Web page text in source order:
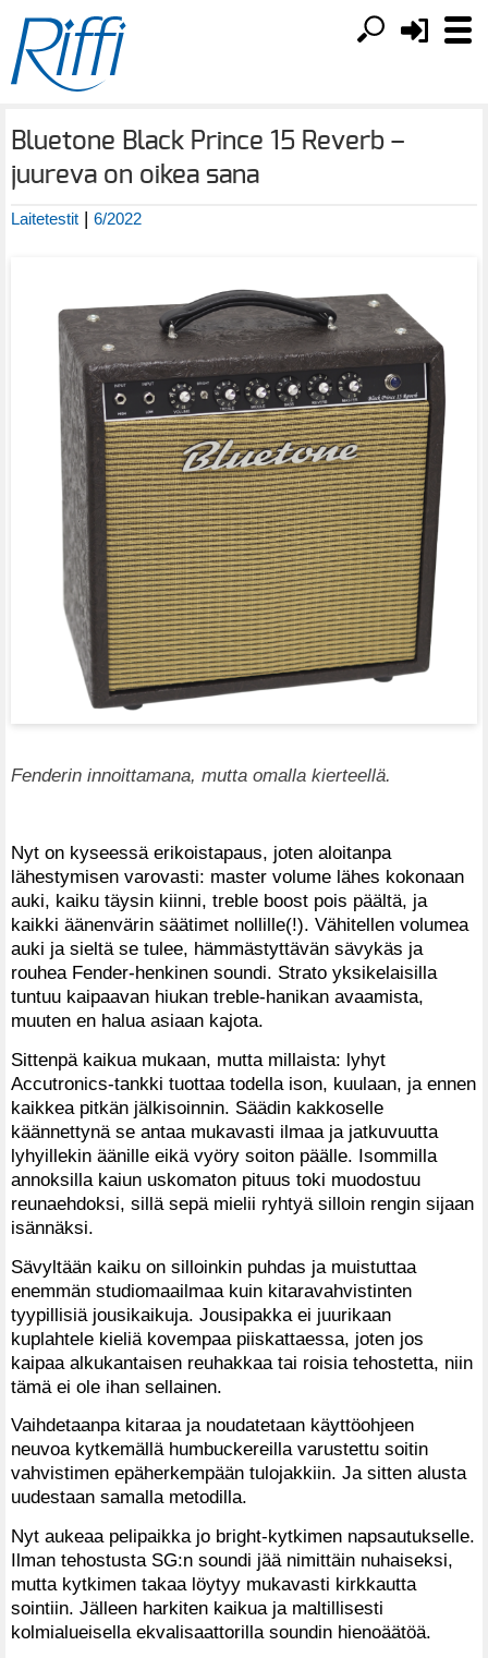
Bluetone Black Prince 15 Reverb –
juureva on oikea sana
Laitetestit | 6/2022
Fenderin innoittamana, mutta omalla kierteellä.
Nyt on kyseessä erikoistapaus, joten aloitanpa
lähestymisen varovasti: master volume lähes kokonaan
auki, kaiku täysin kiinni, treble boost pois päältä, ja
kaikki äänenvärin säätimet nollille(!). Vähitellen volumea
auki ja sieltä se tulee, hämmästyttävän sävykäs ja
rouhea Fender-henkinen soundi. Strato yksikelaisilla
tuntuu kaipaavan hiukan treble-hanikan avaamista,
muuten en halua asiaan kajota.
Sittenpä kaikua mukaan, mutta millaista: lyhyt
Accutronics-tankki tuottaa todella ison, kuulaan, ja ennen
kaikkea pitkän jälkisoinnin. Säädin kakkoselle
käännettynä se antaa mukavasti ilmaa ja jatkuvuutta
lyhyillekin äänille eikä vyöry soiton päälle. Isommilla
annoksilla kaiun uskomaton pituus toki muodostuu
reunaehdoksi, sillä sepä mielii ryhtyä silloin rengin sijaan
isännäksi.
Sävyltään kaiku on silloinkin puhdas ja muistuttaa
enemmän studiomaailmaa kuin kitaravahvistinten
tyypillisiä jousikaikuja. Jousipakka ei juurikaan
kuplahtele kieliä kovempaa piiskattaessa, joten jos
kaipaa alkukantaisen reuhakkaa tai roisia tehostetta, niin
tämä ei ole ihan sellainen.
Vaihdetaanpa kitaraa ja noudatetaan käyttöohjeen
neuvoa kytkemällä humbuckereilla varustettu soitin
vahvistimen epäherkempään tulojakkiin. Ja sitten alusta
uudestaan samalla metodilla.
Nyt aukeaa pelipaikka jo bright-kytkimen napsautukselle.
Ilman tehostusta SG:n soundi jää nimittäin nuhaiseksi,
mutta kytkimen takaa löytyy mukavasti kirkkautta
sointiin. Jälleen harkiten kaikua ja maltillisesti
kolmialueisella ekvalisaattorilla soundin hienoäätöä.